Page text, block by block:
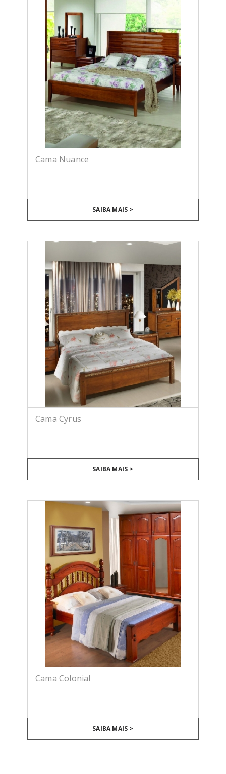
Cama Nuance
SAIBA MAIS >
Cama Cyrus
SAIBA MAIS >
Cama Colonial
SAIBA MAIS >